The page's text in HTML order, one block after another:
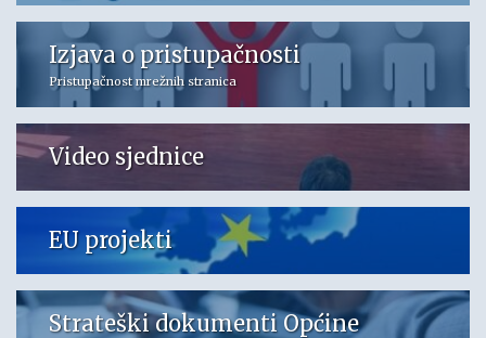
Izjava o pristupačnosti
Pristupačnost mrežnih stranica
Video sjednice
EU projekti
Strateški dokumenti Općine